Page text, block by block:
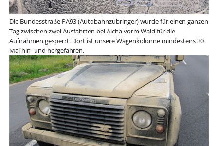
Die Bundesstraße PA93 (Autobahnzubringer) wurde für einen ganzen
Tag zwischen zwei Ausfahrten bei Aicha vorm Wald für die
Aufnahmen gesperrt. Dort ist unsere Wagenkolonne mindestens 30
Mal hin- und hergefahren.